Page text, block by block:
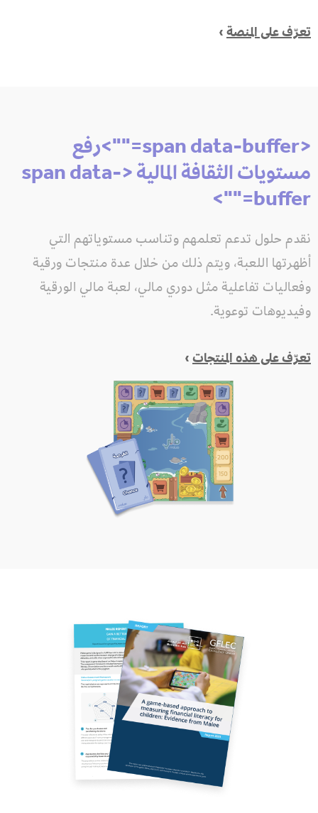
تعرّف على المنصة ›
<span data-buffer="
">رفع
مستويات الثقافة المالية <span data-
buffer="
">
نقدم حلول تدعم تعلمهم وتناسب مستوياتهم التي
أظهرتها اللعبة، ويتم ذلك من خلال عدة منتجات ورقية
وفعاليات تفاعلية مثل دوري مالي، لعبة مالي الورقية
وفيديوهات توعوية.
تعرّف على هذه المنتجات ›